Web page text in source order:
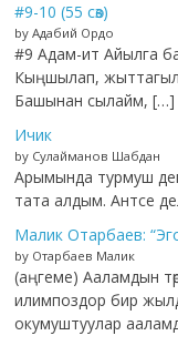
#9-10 (55 сөз)
by Адабий Ордо
#9 Адам-ит Айылга
Кыңшылап,
Башынан сылайм, […]
Ичик
by Сулайманов Шабдан
Арымында турмуш
тата алдым. Антсе
Малик Отарбаев:
by Отарбаев Малик
(аңгеме) Ааламдын
илимпоздор бир
окумуштуулар